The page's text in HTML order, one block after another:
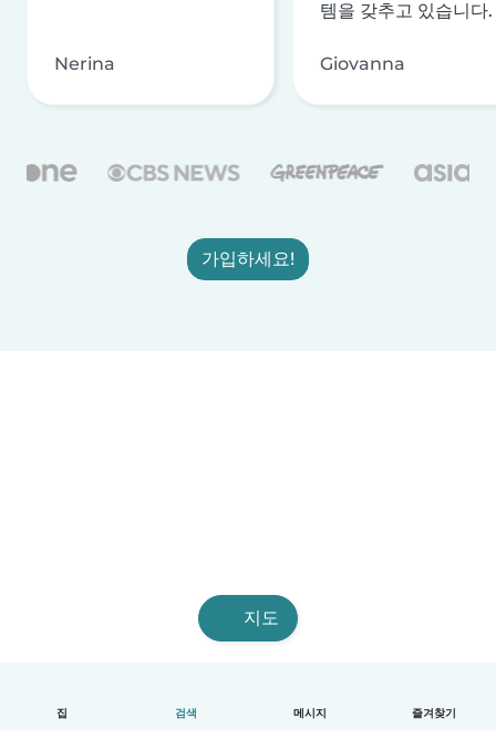
집 검색 메시지 즐겨찾기
Nerina
템을 갖추고 있습니다.
Giovanna
가입하세요!
지도